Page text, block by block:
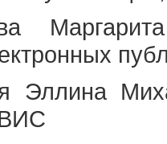
Эллина